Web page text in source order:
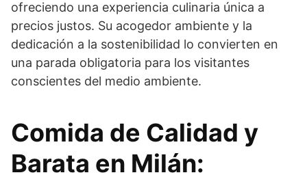
ofreciendo una experiencia culinaria única a
precios justos. Su acogedor ambiente y la
dedicación a la sostenibilidad lo convierten en
una parada obligatoria para los visitantes
conscientes del medio ambiente.
Comida de Calidad y
Barata en Milán: